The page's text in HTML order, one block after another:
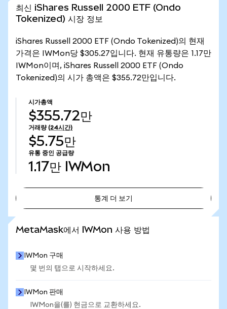
최신 iShares Russell 2000 ETF (Ondo
Tokenized) 시장 정보
iShares Russell 2000 ETF (Ondo Tokenized)의 현재
가격은 IWMon당 $305.27입니다. 현재 유통량은 1.17만
IWMon이며, iShares Russell 2000 ETF (Ondo
Tokenized)의 시가 총액은 $355.72만입니다.
시가총액
$355.72만
거래량 (24시간)
$5.75만
유통 중인 공급량
1.17만 IWMon
통계 더 보기
MetaMask에서 IWMon 사용 방법
IWMon 구매
몇 번의 탭으로 시작하세요.
IWMon 판매
IWMon을(를) 현금으로 교환하세요.